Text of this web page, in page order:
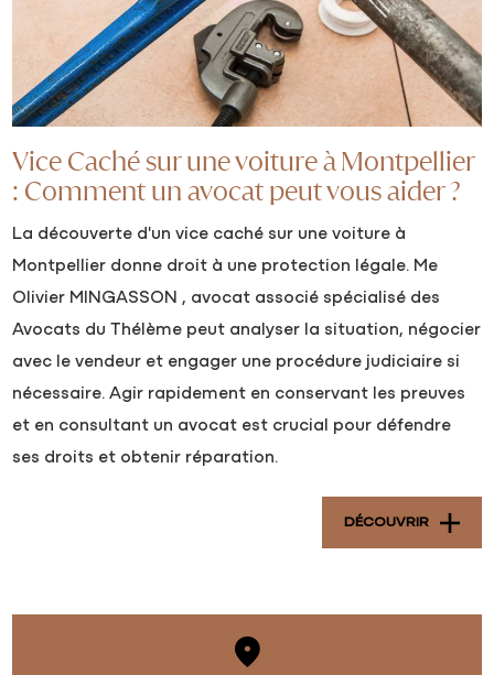
Vice Caché sur une voiture à Montpellier
: Comment un avocat peut vous aider ?
La découverte d'un vice caché sur une voiture à
Montpellier donne droit à une protection légale. Me
Olivier MINGASSON , avocat associé spécialisé des
Avocats du Thélème peut analyser la situation, négocier
avec le vendeur et engager une procédure judiciaire si
nécessaire. Agir rapidement en conservant les preuves
et en consultant un avocat est crucial pour défendre
ses droits et obtenir réparation.
DÉCOUVRIR